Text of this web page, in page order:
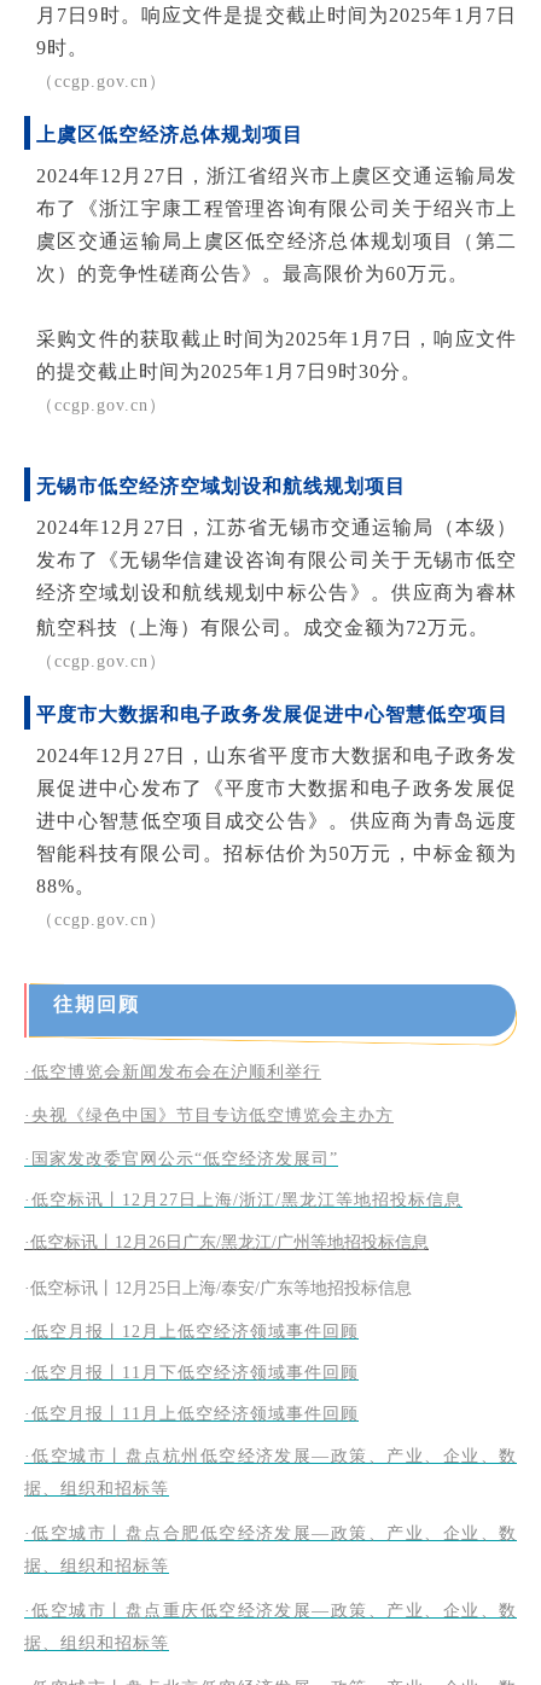
月7日9时。响应文件是提交截止时间为2025年1月7日
9时。
（ccgp.gov.cn）
上虞区低空经济总体规划项目
2024年12月27日，浙江省绍兴市上虞区交通运输局发
布了《浙江宇康工程管理咨询有限公司关于绍兴市上
虞区交通运输局上虞区低空经济总体规划项目（第二
次）的竞争性磋商公告》。最高限价为60万元。
采购文件的获取截止时间为2025年1月7日，响应文件
的提交截止时间为2025年1月7日9时30分。
（ccgp.gov.cn）
无锡市低空经济空域划设和航线规划项目
2024年12月27日，江苏省无锡市交通运输局（本级）
发布了《无锡华信建设咨询有限公司关于无锡市低空
经济空域划设和航线规划中标公告》。供应商为睿林
航空科技（上海）有限公司。
成交金额为72万元。
（ccgp.gov.cn）
平度市大数据和电子政务发展促进中心智慧低空项目
2024年12月27日，山东省平度市大数据和电子政务发
展促进中心发布了《平度市大数据和电子政务发展促
进中心智慧低空项目成交公告》。供应商为青岛远度
智能科技有限公司。招标估价为50万元，中标金额为
88%。
（ccgp.gov.cn）
往期回顾
·低空博览会新闻发布会在沪顺利举行
·央视《绿色中国》节目专访低空博览会主办方
·国家发改委官网公示“低空经济发展司”
·低空标讯丨12月27日上海/浙江/黑龙江等地招投标信息
·低空标讯丨12月26日广东/黑龙江/广州等地招投标信息
·低空标讯丨12月25日上海/泰安/广东等地招投标信息
·低空月报丨12月上低空经济领域事件回顾
·低空月报丨11月下低空经济领域事件回顾
·低空月报丨11月上低空经济领域事件回顾
·低空城市丨盘点杭州低空经济发展—政策、产业、企业、数
据、组织和招标等
·低空城市丨盘点合肥低空经济发展—政策、产业、企业、数
据、组织和招标等
·低空城市丨盘点重庆低空经济发展—政策、产业、企业、数
据、组织和招标等